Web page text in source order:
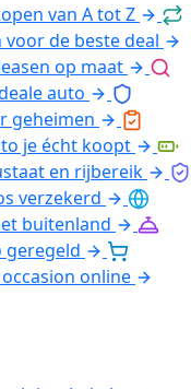
van A tot Z
de beste deal
op maat
auto
geheimen
je écht koopt
en rijbereik
verzekerd
buitenland
geregeld
online